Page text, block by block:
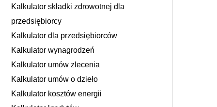
Kalkulator składki zdrowotnej dla
przedsiębiorcy
Kalkulator dla przedsiębiorców
Kalkulator wynagrodzeń
Kalkulator umów zlecenia
Kalkulator umów o dzieło
Kalkulator kosztów energii